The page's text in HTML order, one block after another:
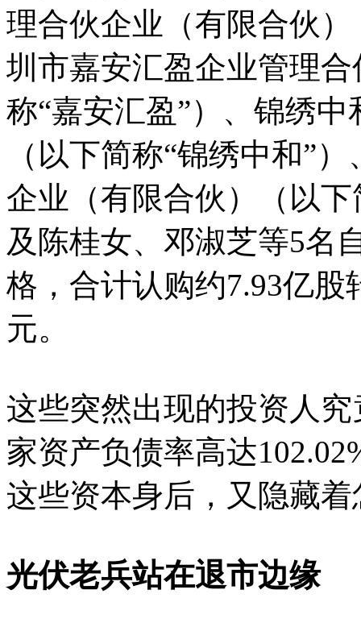
理合伙企业（有限合伙
圳市嘉安汇盈企业管理
称“嘉安汇盈”）、锦绣
（以下简称“锦绣中和”
企业（有限合伙）（以
及陈桂女、邓淑芝等5名
格，合计认购约7.93亿股
元。
这些突然出现的投资人
家资产负债率高达
这些资本身后，又隐藏
光伏老兵站在退市边缘